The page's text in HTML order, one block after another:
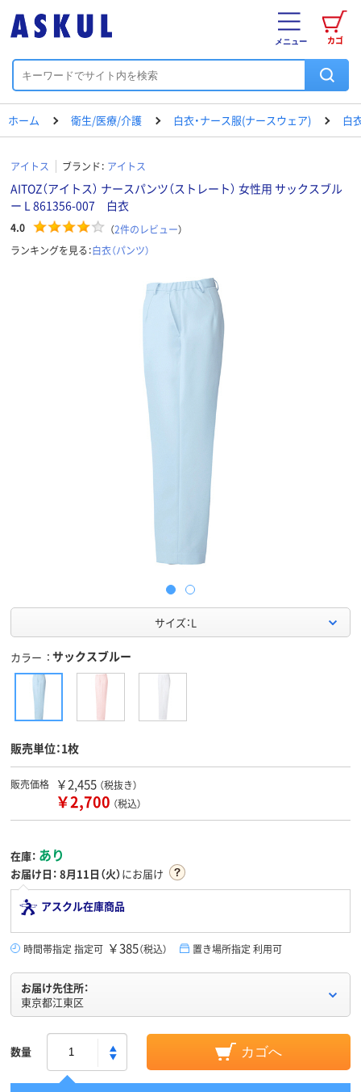
カゴ
メニュー
ホーム 衛生/医療/介護 白衣・ナース服(ナースウェア) 白
アイトス ブランド： アイトス
AITOZ（アイトス） ナースパンツ（ストレート） 女性用 サックスブル
ー L 861356-007 白衣
4.0 （2件のレビュー）
ランキングを見る：白衣（パンツ）
サイズ：L
カラー サックスブルー
販売単位：1枚
販売価格 ￥2,455 （税抜き）
￥2,700 （税込）
在庫： あり
お届け日： 8月11日（火）にお届け
アスクル在庫商品
時間帯指定 指定可 ￥385（税込） 置き場所指定 利用可
お届け先住所：
東京都江東区
数量 カゴへ